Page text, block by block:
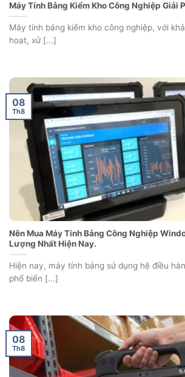
Máy Tính Bảng Kiểm Kho Công Nghiệp Giải
Máy tính bảng kiểm kho công nghiệp, với
hoạt, xử [...]
Nên Mua Máy Tính Bảng Công Nghiệp
Lượng Nhất Hiện Nay.
Hiện nay, máy tính bảng sử dụng hệ điều
phổ biến [...]
08
Th8
08
Th8